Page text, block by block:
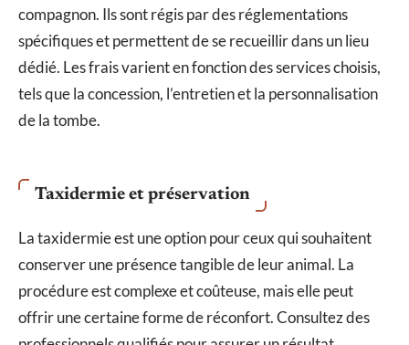
compagnon. Ils sont régis par des réglementations
spécifiques et permettent de se recueillir dans un lieu
dédié. Les frais varient en fonction des services choisis,
tels que la concession, l’entretien et la personnalisation
de la tombe.
Taxidermie et préservation
La taxidermie est une option pour ceux qui souhaitent
conserver une présence tangible de leur animal. La
procédure est complexe et coûteuse, mais elle peut
offrir une certaine forme de réconfort. Consultez des